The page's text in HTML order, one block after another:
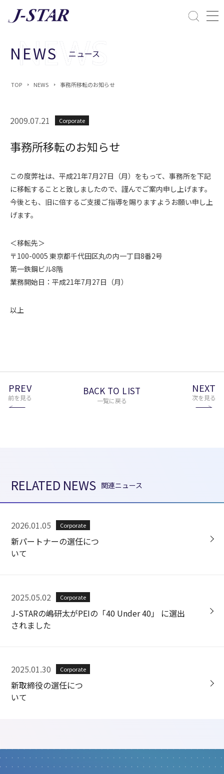
課題解決
ESGへの配慮
NEWS ニュース
TOP NEWS 事務所移転のお知らせ
2009.07.21 Corporate
事務所移転のお知らせ
この度弊社は、平成21年7月27日（月）をもって、事務所を下記
に移転することと致しましたので、謹んでご案内申し上げます。
今後とも、旧に倍するご支援ご指導を賜りますようお願い申し上
げます。
＜移転先＞
〒100-0005 東京都千代田区丸の内一丁目8番2号
第一鉄鋼ビル8階
業務開始日：平成21年7月27日（月）
以上
PREV
前を見る
BACK TO LIST
一覧に戻る
NEXT
次を見る
RELATED NEWS 関連ニュース
2026.01.05 Corporate
新パートナーの選任につ
いて
2025.05.02 Corporate
J-STARの嶋研太がPEIの「40 Under 40」 に選出
されました
2025.01.30 Corporate
新取締役の選任につ
いて